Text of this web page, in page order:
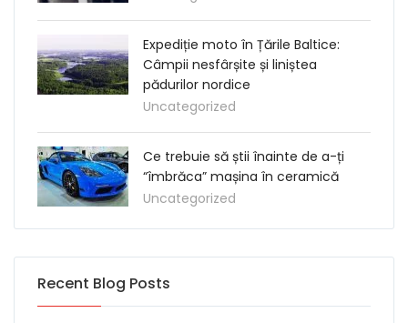
Expediție moto în Țările Baltice:
Câmpii nesfârșite și liniștea
pădurilor nordice
Uncategorized
Ce trebuie să știi înainte de a-ți
“îmbrăca” mașina în ceramică
Uncategorized
Recent Blog Posts